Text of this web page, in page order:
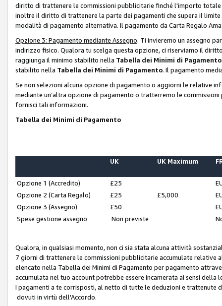
diritto di trattenere le commissioni pubblicitarie finché l'importo
inoltre il diritto di trattenere la parte dei pagamenti che supera il
modalità di pagamento alternativa. Il pagamento da Carta Regalo
Opzione 3: Pagamento mediante Assegno. Ti invieremo un assegno
indirizzo fisico. Qualora tu scelga questa opzione, ci riserviamo il
raggiunga il minimo stabilito nella Tabella dei Minimi di Pagamento
stabilito nella Tabella dei Minimi di Pagamento. Il pagamento
Se non selezioni alcuna opzione di pagamento o aggiorni le relative
mediante un’altra opzione di pagamento o tratterremo le
fornisci tali informazioni.
Tabella dei Minimi di Pagamento
UK UK Maximum
Opzione 1 (Accredito) £25
Opzione 2 (Carta Regalo)
£25 £5,000
Opzione 3 (Assegno)
£50
Spese gestione assegno
Non previste
Qualora, in qualsiasi momento, non ci sia stata alcuna attività
7 giorni di trattenere le commissioni pubblicitarie accumulate
elencato nella Tabella dei Minimi di Pagamento per pagamento
accumulata nel tuo account potrebbe essere incamerata ai sensi
I pagamenti a te corrisposti, al netto di tutte le deduzioni e trattenute
dovuti in virtù dell'Accordo.